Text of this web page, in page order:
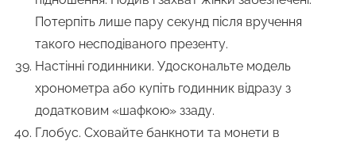
Потерпіть лише пару секунд після вручення
такого несподіваного презенту.
Настінні годинники. Удоскональте модель
хронометра або купіть годинник відразу з
додатковим «шафкою» ззаду.
Глобус. Сховайте банкноти та монети в